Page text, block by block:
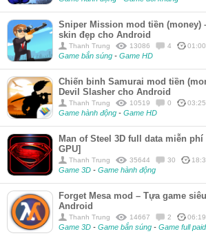
Sniper Mission mod tiền (money)
skin đẹp cho Android
Thanh Trung 13086 4
Game bắn súng - Game HD
Chiến binh Samurai mod tiền
Devil Slasher cho Android
Thanh Trung 10519 0
Game hành động - Game HD
Man of Steel 3D full data miễn
GPU]
Thanh Trung 35644 30
Game 3D - Game hành động
Forget Mesa mod – Tựa game
Android
Thanh Trung 14667 2
Game 3D - Game bắn súng - Game full paid